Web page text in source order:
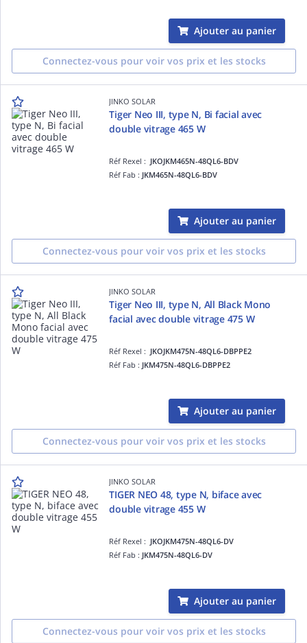
Ajouter au panier
Connectez-vous pour voir vos prix et les stocks
JINKO SOLAR
Tiger Neo III, type N, Bi facial avec
double vitrage 465 W
Réf Rexel : JKOJKM465N-48QL6-BDV
Réf Fab : JKM465N-48QL6-BDV
Ajouter au panier
Connectez-vous pour voir vos prix et les stocks
JINKO SOLAR
Tiger Neo III, type N, All Black Mono
facial avec double vitrage 475 W
Réf Rexel : JKOJKM475N-48QL6-DBPPE2
Réf Fab : JKM475N-48QL6-DBPPE2
Ajouter au panier
Connectez-vous pour voir vos prix et les stocks
JINKO SOLAR
TIGER NEO 48, type N, biface avec
double vitrage 455 W
Réf Rexel : JKOJKM475N-48QL6-DV
Réf Fab : JKM475N-48QL6-DV
Ajouter au panier
Connectez-vous pour voir vos prix et les stocks